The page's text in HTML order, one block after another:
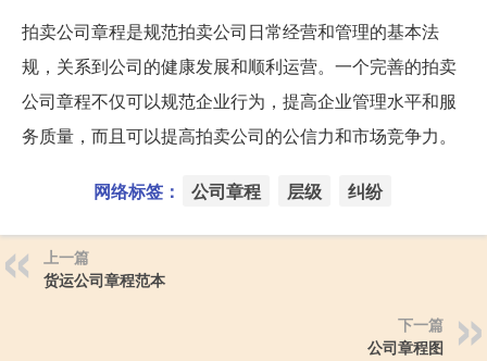
拍卖公司章程是规范拍卖公司日常经营和管理的基本法
规，关系到公司的健康发展和顺利运营。一个完善的拍卖
公司章程不仅可以规范企业行为，提高企业管理水平和服
务质量，而且可以提高拍卖公司的公信力和市场竞争力。
网络标签： 公司章程 层级 纠纷
上一篇
货运公司章程范本
下一篇
公司章程图